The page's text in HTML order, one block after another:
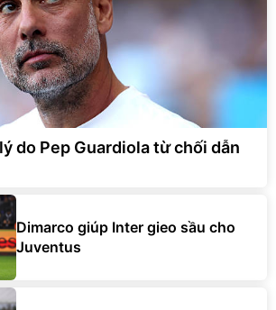
do Pep Guardiola từ chối dẫn
Dimarco giúp Inter gieo sầu cho
Juventus